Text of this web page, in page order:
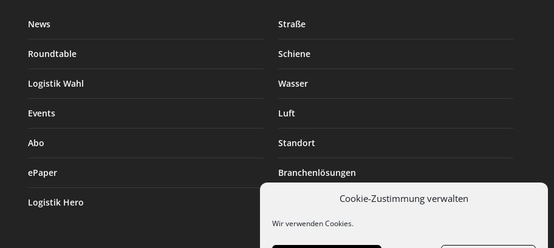
Cookie-Zustimmung verwalten
Wir verwenden Cookies.
News
Roundtable
Logistik Wahl
Events
Abo
ePaper
Logistik Hero
Straße
Schiene
Wasser
Luft
Standort
Branchenlösungen